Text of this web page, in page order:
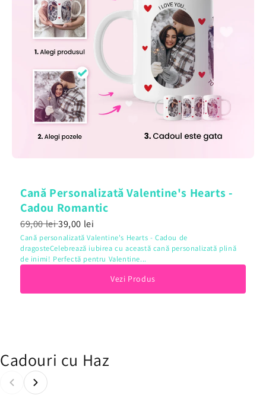
Cană Personalizată Valentine's Hearts -
Cadou Romantic
69,00 lei39,00 lei
Cană personalizată Valentine's Hearts - Cadou de
dragosteCelebrează iubirea cu această cană personalizată plină
de inimi! Perfectă pentru Valentine...
Vezi Produs
Cadouri cu Haz